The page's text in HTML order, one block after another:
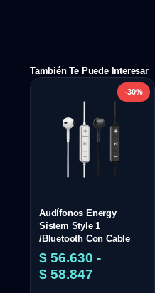
También Te Puede Interesar
-30%
Audífonos Energy
Sistem Style 1
/Bluetooth Con Cable
$ 56.630 -
$ 58.847